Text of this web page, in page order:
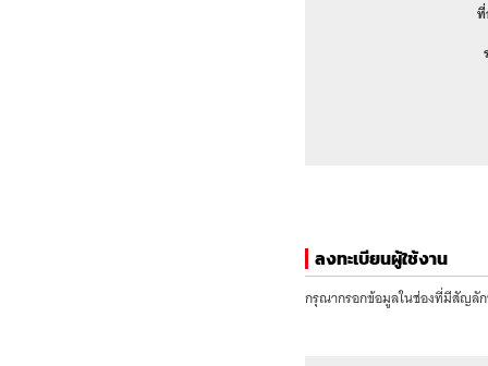
ลงทะเบียนผู้ใช้งาน
กรุณากรอกข้อมูลในช่องที่มีสัญลั